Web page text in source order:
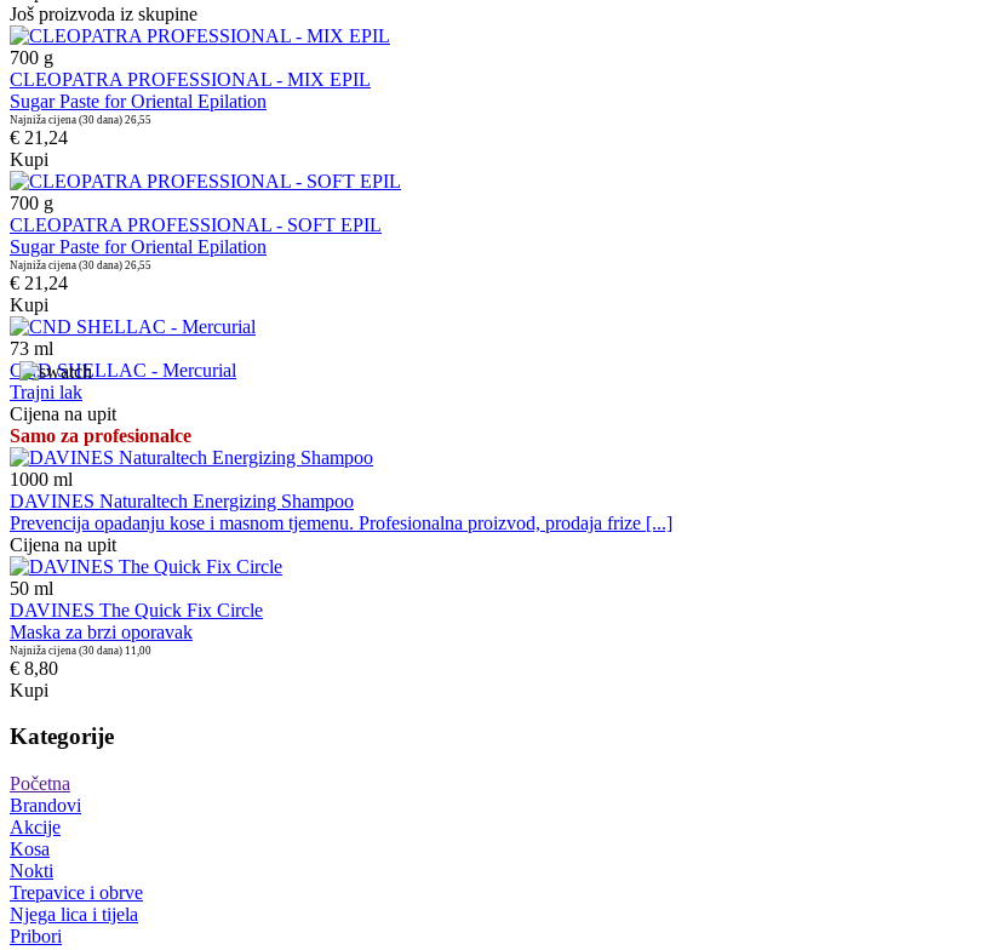
Još proizvoda iz skupine
700 g
CLEOPATRA PROFESSIONAL - MIX EPIL
Sugar Paste for Oriental Epilation
Najniža cijena (30 dana) 26,55
€ 21,24
Kupi
700 g
CLEOPATRA PROFESSIONAL - SOFT EPIL
Sugar Paste for Oriental Epilation
Najniža cijena (30 dana) 26,55
€ 21,24
Kupi
73 ml
CND SHELLAC - Mercurial
Trajni lak
Cijena na upit
Samo za profesionalce
1000 ml
DAVINES Naturaltech Energizing Shampoo
Prevencija opadanju kose i masnom tjemenu. Profesionalna proizvod, prodaja frize [...]
Cijena na upit
50 ml
DAVINES The Quick Fix Circle
Maska za brzi oporavak
Najniža cijena (30 dana) 11,00
€ 8,80
Kupi
Kategorije
Početna
Brandovi
Akcije
Kosa
Nokti
Trepavice i obrve
Njega lica i tijela
Pribori